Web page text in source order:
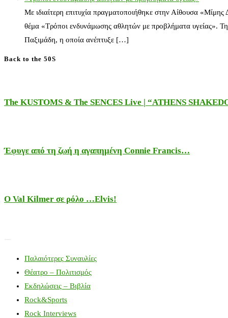
Με ιδιαίτερη επιτυχία πραγματοποιήθηκε στην Αίθουσα
θέμα «Τρόποι ενδυνάμωσης αθλητών με προβλήματα υγείας».
Παξιμάδη, η οποία ανέπτυξε […]
Back to the 50S
The KUSTOMS & The SENCES Live | “ATHENS
Έφυγε από τη ζωή η αγαπημένη Connie Francis…
Ο Val Kilmer σε ρόλο …Elvis!
Παλαιότερες Συναυλίες
Θέατρο – Πολιτισμός
Εκδηλώσεις – Βιβλία
Rock&Sports
Rock Interviews